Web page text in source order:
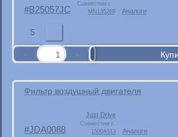
B25057JC
Совместим с
MN135269
Аналоги
5
Фильтр воздушный двигателя
JDA0088
Just Drive
Совместим с
1500A513
Аналоги